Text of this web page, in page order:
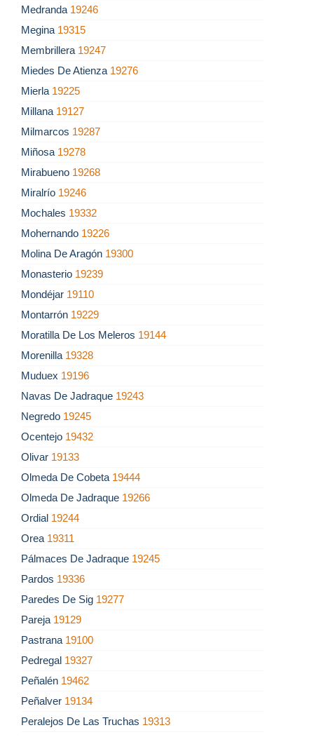
Medranda 19246
Megina 19315
Membrillera 19247
Miedes De Atienza 19276
Mierla 19225
Millana 19127
Milmarcos 19287
Miñosa 19278
Mirabueno 19268
Miralrío 19246
Mochales 19332
Mohernando 19226
Molina De Aragón 19300
Monasterio 19239
Mondéjar 19110
Montarrón 19229
Moratilla De Los Meleros 19144
Morenilla 19328
Muduex 19196
Navas De Jadraque 19243
Negredo 19245
Ocentejo 19432
Olivar 19133
Olmeda De Cobeta 19444
Olmeda De Jadraque 19266
Ordial 19244
Orea 19311
Pálmaces De Jadraque 19245
Pardos 19336
Paredes De Sig 19277
Pareja 19129
Pastrana 19100
Pedregal 19327
Peñalén 19462
Peñalver 19134
Peralejos De Las Truchas 19313